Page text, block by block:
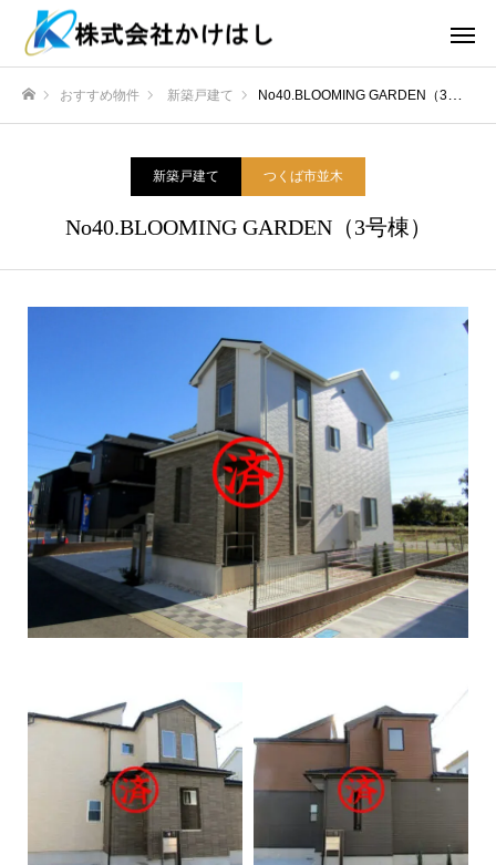
おすすめ物件 新築戸建て No40.BLOOMING GARDEN（3号棟）
新築戸建て つくば市並木
No40.BLOOMING GARDEN（3号棟）